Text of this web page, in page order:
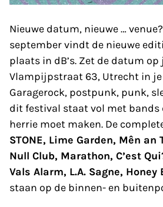
Nieuwe datum, nieuwe …
september vindt de nieuwe
plaats in dB’s. Zet de datum
Vlampijpstraat 63, Utrecht in
Garagerock, postpunk, punk,
dit festival staat vol met bands
herrie moet maken. De
STONE, Lime Garden, Mên an
Null Club, Marathon, C’est
Vals Alarm, L.A. Sagne, Honey
staan op de binnen- en